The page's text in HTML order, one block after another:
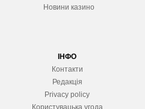
Новини казино
ІНФО
Контакти
Редакція
Privacy policy